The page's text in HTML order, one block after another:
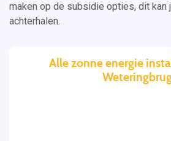
maken op de subsidie opties, dit kan
achterhalen.
Alle zonne energie